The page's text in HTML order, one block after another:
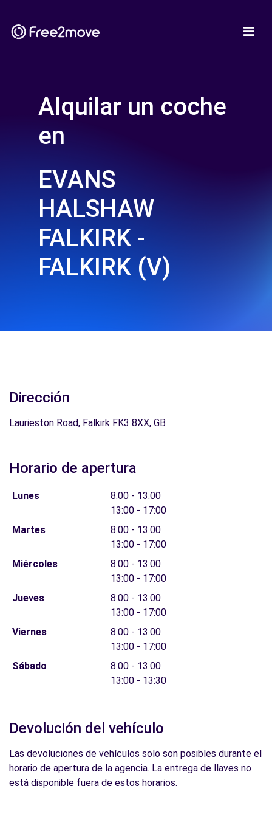
Alquilar un coche
en
EVANS
HALSHAW
FALKIRK -
FALKIRK (V)
Dirección
Laurieston Road, Falkirk FK3 8XX, GB
Horario de apertura
Lunes
8:00 - 13:00
13:00 - 17:00
Martes
8:00 - 13:00
13:00 - 17:00
Miércoles
8:00 - 13:00
13:00 - 17:00
Jueves
8:00 - 13:00
13:00 - 17:00
Viernes
8:00 - 13:00
13:00 - 17:00
Sábado
8:00 - 13:00
13:00 - 13:30
Devolución del vehículo
Las devoluciones de vehículos solo son posibles durante el
horario de apertura de la agencia. La entrega de llaves no
está disponible fuera de estos horarios.